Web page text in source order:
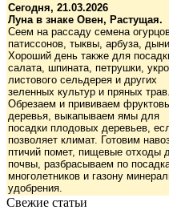
Сегодня, 21.03.2026
Луна в знаке Овен, Растущая.
Сеем на рассаду семена
патиссонов, тыквы, арбуза, дыни.
Хороший день также для
салата, шпината, петрушки,
листового сельдерея и других
зеленных культур и пряных трав.
Обрезаем и прививаем
деревья, выкапываем ямы для
посадки плодовых деревьев,
позволяет климат. Готовим
птичий помет, пищевые отходы
почвы, разбрасываем по
многолетников и газону
удобрения.
Свежие статьи